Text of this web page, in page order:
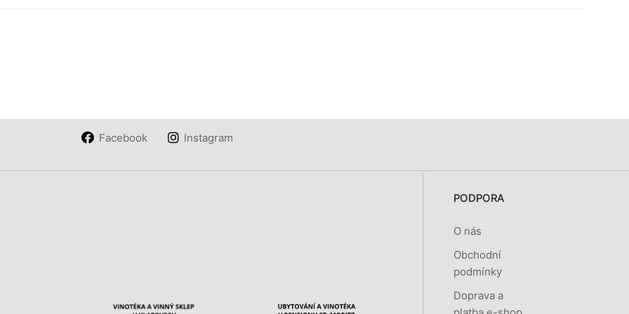
Facebook Instagram
PODPORA
O nás
Obchodní
podmínky
Doprava a